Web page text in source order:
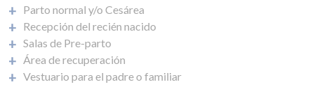
Parto normal y/o Cesárea
Recepción del recién nacido
Salas de Pre-parto
Área de recuperación
Vestuario para el padre o familiar